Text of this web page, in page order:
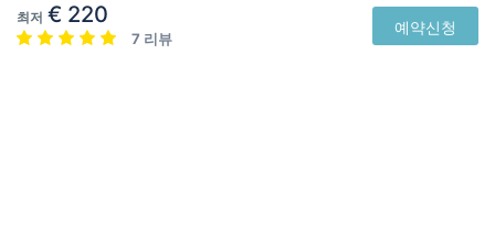
최저 € 220
7 리뷰
예약신청